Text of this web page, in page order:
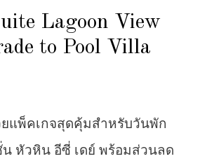
Lagoon View
to Pool Villa
แพ็คเกจสุดคุ้มสำหรับวันพัก
หัวหิน อีซี่ เดย์ พร้อมส่วนลด